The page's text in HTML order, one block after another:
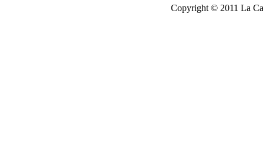
Copyright © 2011 La